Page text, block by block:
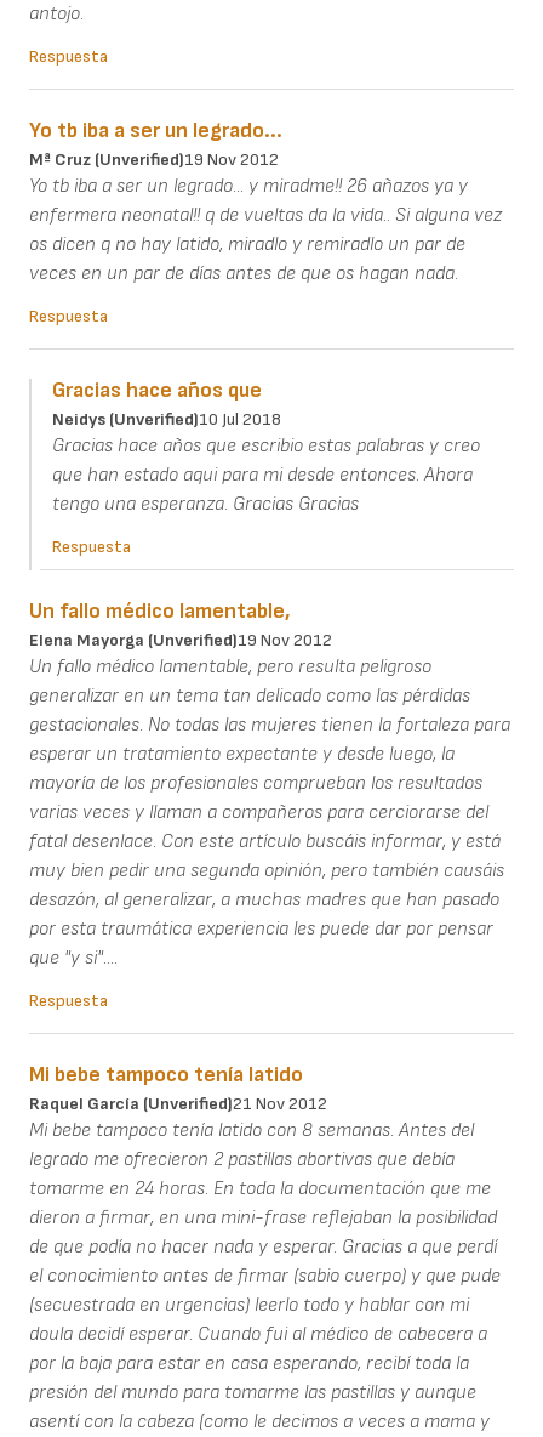
antojo.
Respuesta
Yo tb iba a ser un legrado...
Mª Cruz (unverified)19 Nov 2012
Yo tb iba a ser un legrado... y miradme!! 26 añazos ya y
enfermera neonatal!! q de vueltas da la vida.. Si alguna vez
os dicen q no hay latido, miradlo y remiradlo un par de
veces en un par de días antes de que os hagan nada.
Respuesta
Gracias hace años que
Neidys (unverified)10 Jul 2018
Gracias hace años que escribio estas palabras y creo
que han estado aqui para mi desde entonces. Ahora
tengo una esperanza. Gracias Gracias
Respuesta
Un fallo médico lamentable,
Elena Mayorga (unverified)19 Nov 2012
Un fallo médico lamentable, pero resulta peligroso
generalizar en un tema tan delicado como las pérdidas
gestacionales. No todas las mujeres tienen la fortaleza para
esperar un tratamiento expectante y desde luego, la
mayoría de los profesionales comprueban los resultados
varias veces y llaman a compañeros para cerciorarse del
fatal desenlace. Con este artículo buscáis informar, y está
muy bien pedir una segunda opinión, pero también causáis
desazón, al generalizar, a muchas madres que han pasado
por esta traumática experiencia les puede dar por pensar
que "y si"....
Respuesta
Mi bebe tampoco tenía latido
Raquel García (unverified)21 Nov 2012
Mi bebe tampoco tenía latido con 8 semanas. Antes del
legrado me ofrecieron 2 pastillas abortivas que debía
tomarme en 24 horas. En toda la documentación que me
dieron a firmar, en una mini-frase reflejaban la posibilidad
de que podía no hacer nada y esperar. Gracias a que perdí
el conocimiento antes de firmar (sabio cuerpo) y que pude
(secuestrada en urgencias) leerlo todo y hablar con mi
doula decidí esperar. Cuando fui al médico de cabecera a
por la baja para estar en casa esperando, recibí toda la
presión del mundo para tomarme las pastillas y aunque
asentí con la cabeza (como le decimos a veces a mama y